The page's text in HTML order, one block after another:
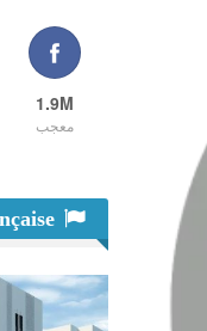
1.9M
معجب